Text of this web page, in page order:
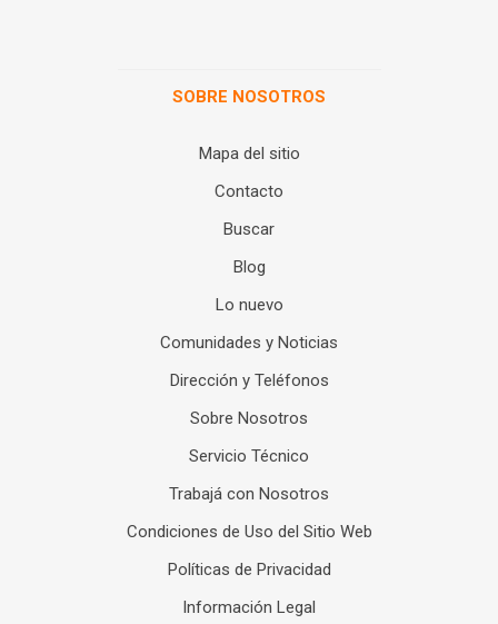
SOBRE NOSOTROS
Mapa del sitio
Contacto
Buscar
Blog
Lo nuevo
Comunidades y Noticias
Dirección y Teléfonos
Sobre Nosotros
Servicio Técnico
Trabajá con Nosotros
Condiciones de Uso del Sitio Web
Políticas de Privacidad
Información Legal